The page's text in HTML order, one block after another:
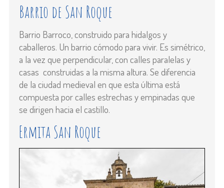
Barrio de San Roque
Barrio Barroco, construido para hidalgos y
caballeros. Un barrio cómodo para vivir. Es simétrico,
a la vez que perpendicular, con calles paralelas y
casas construidas a la misma altura. Se diferencia
de la ciudad medieval en que esta última está
compuesta por calles estrechas y empinadas que
se dirigen hacia el castillo.
Ermita San Roque